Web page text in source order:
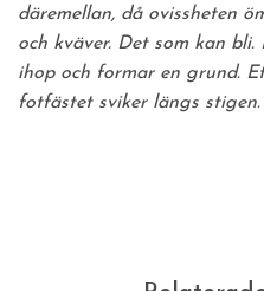
däremellan, då ovissheten
och kväver. Det som kan
ihop och formar en grund.
fotfästet sviker längs